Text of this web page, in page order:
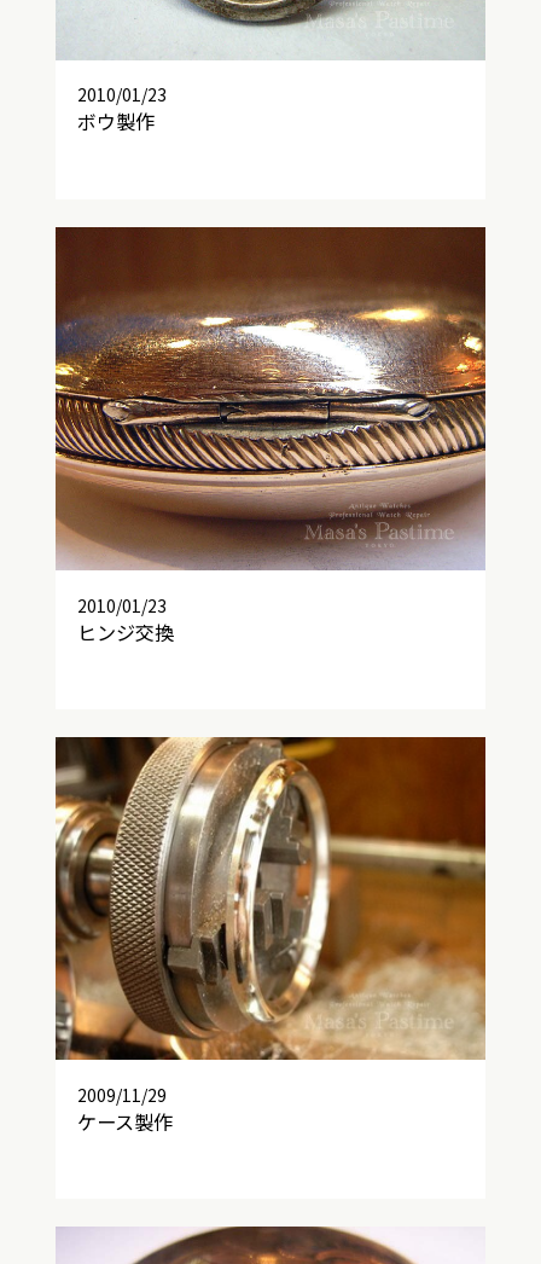
2010/01/23
ボウ製作
2010/01/23
ヒンジ交換
2009/11/29
ケース製作